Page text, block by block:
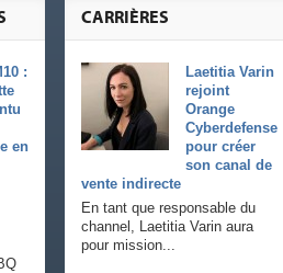
CARRIÈRES
Laetitia Varin
rejoint
Orange
Cyberdefense
pour créer
son canal de
vente indirecte
En tant que responsable du
channel, Laetitia Varin aura
pour mission...
:
en